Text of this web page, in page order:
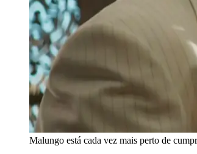
Malungo está cada vez mais perto de